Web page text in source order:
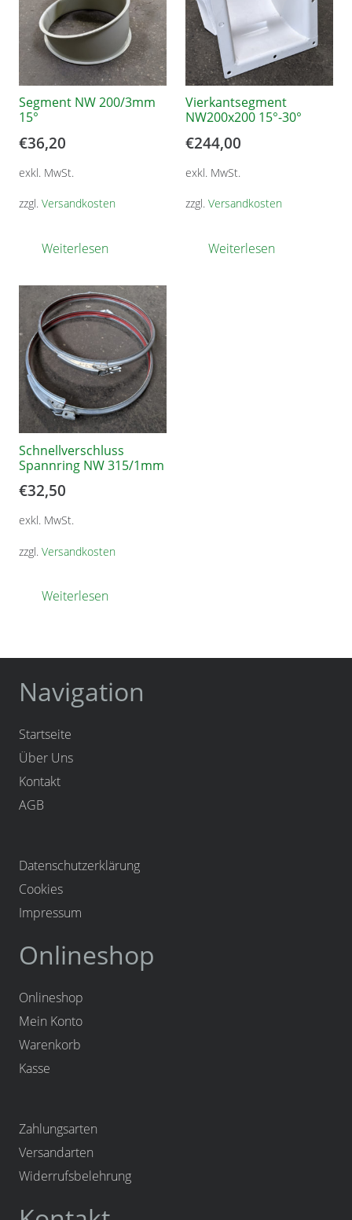
Segment NW 200/3mm
15°
€36,20
exkl. MwSt.
zzgl. Versandkosten
Weiterlesen
Vierkantsegment
NW200x200 15°-30°
€244,00
exkl. MwSt.
zzgl. Versandkosten
Weiterlesen
Schnellverschluss
Spannring NW 315/1mm
€32,50
exkl. MwSt.
zzgl. Versandkosten
Weiterlesen
Navigation
Startseite
Über Uns
Kontakt
AGB
Datenschutzerklärung
Cookies
Impressum
Onlineshop
Onlineshop
Mein Konto
Warenkorb
Kasse
Zahlungsarten
Versandarten
Widerrufsbelehrung